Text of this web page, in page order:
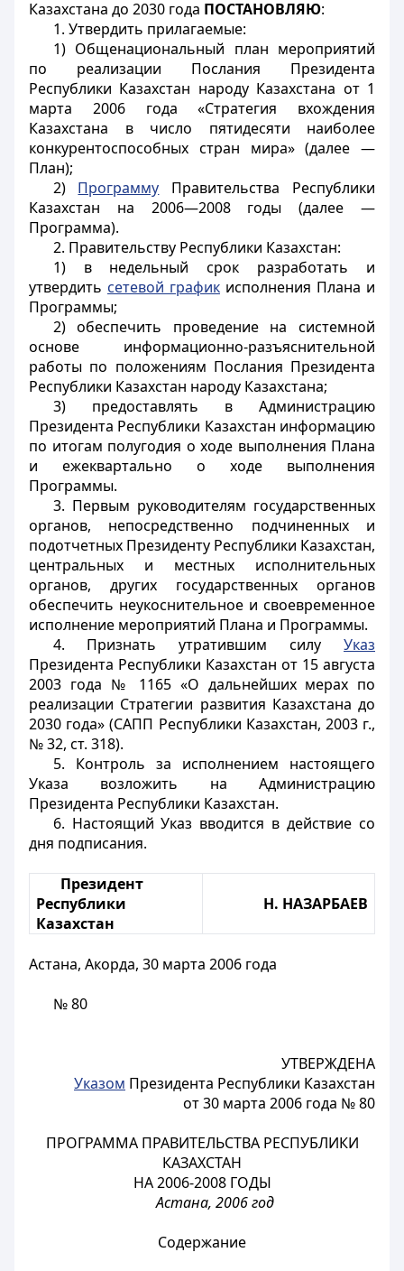
Казахстана до 2030 года ПОСТАНОВЛЯЮ:
1. Утвердить прилагаемые:
1) Общенациональный план мероприятий
по реализации Послания Президента
Республики Казахстан народу Казахстана от 1
марта 2006 года «Стратегия вхождения
Казахстана в число пятидесяти наиболее
конкурентоспособных стран мира» (далее —
План);
2) Программу Правительства Республики
Казахстан на 2006—2008 годы (далее —
Программа).
2. Правительству Республики Казахстан:
1) в недельный срок разработать и
утвердить сетевой график исполнения Плана и
Программы;
2) обеспечить проведение на системной
основе информационно-разъяснительной
работы по положениям Послания Президента
Республики Казахстан народу Казахстана;
3) предоставлять в Администрацию
Президента Республики Казахстан информацию
по итогам полугодия о ходе выполнения Плана
и ежеквартально о ходе выполнения
Программы.
3. Первым руководителям государственных
органов, непосредственно подчиненных и
подотчетных Президенту Республики Казахстан,
центральных и местных исполнительных
органов, других государственных органов
обеспечить неукоснительное и своевременное
исполнение мероприятий Плана и Программы.
4. Признать утратившим силу Указ
Президента Республики Казахстан от 15 августа
2003 года № 1165 «О дальнейших мерах по
реализации Стратегии развития Казахстана до
2030 года» (САПП Республики Казахстан, 2003 г.,
№ 32, ст. 318).
5. Контроль за исполнением настоящего
Указа возложить на Администрацию
Президента Республики Казахстан.
6. Настоящий Указ вводится в действие со
дня подписания.
Президент
Республики
Казахстан
Н. НАЗАРБАЕВ
Астана, Акорда, 30 марта 2006 года
№ 80
УТВЕРЖДЕНА
Указом Президента Республики Казахстан
от 30 марта 2006 года № 80
ПРОГРАММА ПРАВИТЕЛЬСТВА РЕСПУБЛИКИ
КАЗАХСТАН
НА 2006-2008 ГОДЫ
Астана, 2006 год
Содержание